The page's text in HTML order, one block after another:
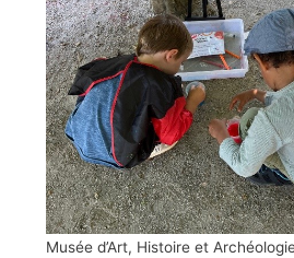
Musée d’Art, Histoire et